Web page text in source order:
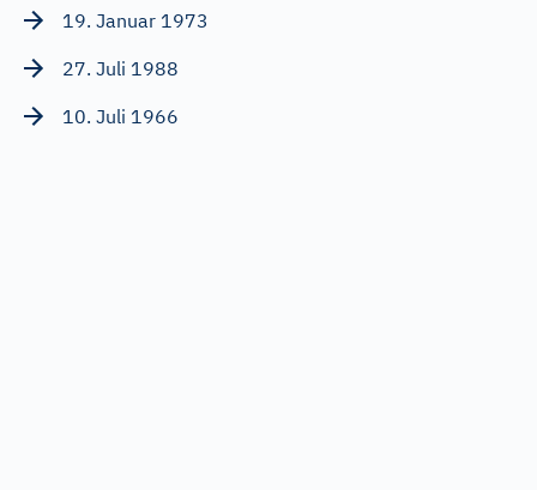
19. Januar 1973
27. Juli 1988
10. Juli 1966